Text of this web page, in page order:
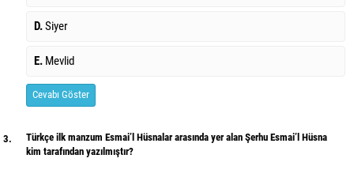
D.Siyer
E. Mevlid
Cevabı Göster
3.
Türkçe ilk manzum Esmai’l Hüsnalar arasında yer alan Şerhu Esmai’l Hüsna
kim tarafından yazılmıştır?